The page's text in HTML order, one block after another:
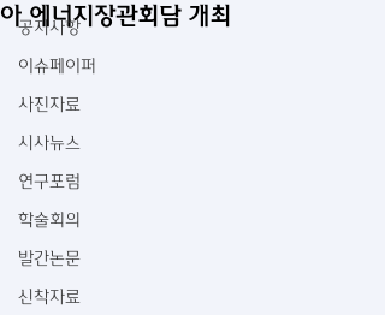
공지사항
이슈페이퍼
사진자료
시사뉴스
연구포럼
학술회의
발간논문
신착자료
아 에너지장관회담 개최